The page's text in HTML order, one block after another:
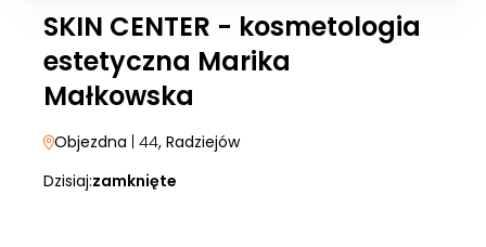
SKIN CENTER - kosmetologia
estetyczna Marika
Małkowska
Objezdna | 44, Radziejów
Dzisiaj:zamknięte